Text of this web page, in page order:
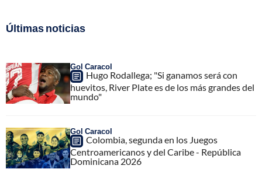
Últimas noticias
Gol Caracol
Hugo Rodallega; "Si ganamos será con
huevitos, River Plate es de los más grandes del
mundo"
Gol Caracol
Colombia, segunda en los Juegos
Centroamericanos y del Caribe - República
Dominicana 2026